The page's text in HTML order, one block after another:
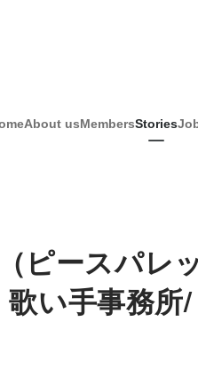
About usMembersStories
ピースパレッ
い手事務所/